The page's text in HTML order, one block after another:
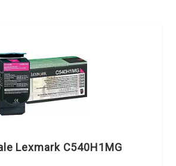
Lexmark C540H1MG